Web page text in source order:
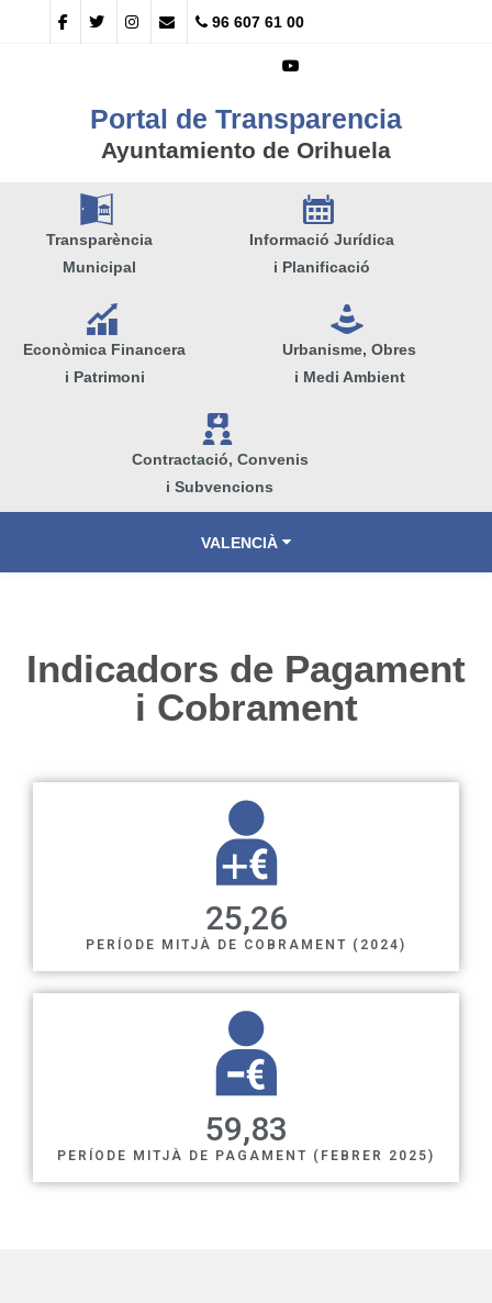
96 607 61 00
Portal de Transparencia
Ayuntamiento de Orihuela
A
Transparència
Municipal
E
Informació Jurídica
i Planificació
Q
Econòmica Financera
i Patrimoni
e
Urbanisme, Obres
i Medi Ambient
V
Contractació, Convenis
i Subvencions
VALENCIÀ
ESPAÑOL
Indicadors de Pagament
i Cobrament​
PERÍODE MITJÀ DE COBRAMENT (2024)
25,26
PERÍODE MITJÀ DE PAGAMENT (FEBRER 2025)
59,83